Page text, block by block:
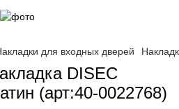
для входных дверей
DISEC
(арт:40-0022768)